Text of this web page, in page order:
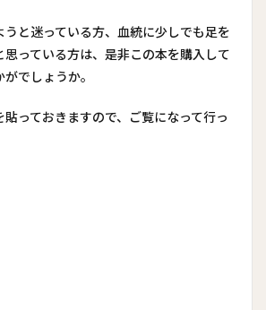
と迷っている方、血統に少しでも足を
思っている方は、是非この本を購入して
でしょうか。
っておきますので、ご覧になって行っ